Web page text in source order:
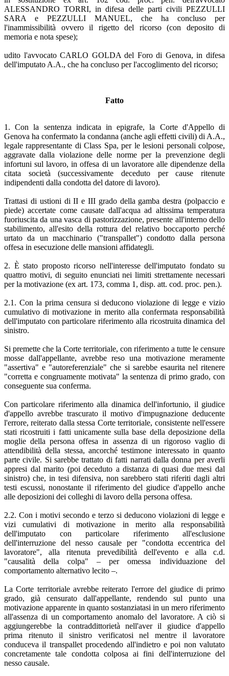
ALESSANDRO TORRI, in difesa delle parti civili PEZZULLI
SARA e PEZZULLI MANUEL, che ha concluso per
l'inammissibilità ovvero il rigetto del ricorso (con deposito di
memoria e nota spese);
udito l'avvocato CARLO GOLDA del Foro di Genova, in difesa
dell'imputato A.A., che ha concluso per l'accoglimento del ricorso;
Fatto
1. Con la sentenza indicata in epigrafe, la Corte d'Appello di
Genova ha confermato la condanna (anche agli effetti civili) di A.A.,
legale rappresentante di Class Spa, per le lesioni personali colpose,
aggravate dalla violazione delle norme per la prevenzione degli
infortuni sul lavoro, in offesa di un lavoratore alle dipendenze della
citata società (successivamente deceduto per cause ritenute
indipendenti dalla condotta del datore di lavoro).
Trattasi di ustioni di II e III grado della gamba destra (polpaccio e
piede) accertate come causate dall'acqua ad altissima temperatura
fuoriuscita da una vasca di pastorizzazione, presente all'interno dello
stabilimento, all'esito della rottura del relativo boccaporto perché
urtato da un macchinario ("transpallet") condotto dalla persona
offesa in esecuzione delle mansioni affidategli.
2. È stato proposto ricorso nell'interesse dell'imputato fondato su
quattro motivi, di seguito enunciati nei limiti strettamente necessari
per la motivazione (ex art. 173, comma 1, disp. att. cod. proc. pen.).
2.1. Con la prima censura si deducono violazione di legge e vizio
cumulativo di motivazione in merito alla confermata responsabilità
dell'imputato con particolare riferimento alla ricostruita dinamica del
sinistro.
Si premette che la Corte territoriale, con riferimento a tutte le censure
mosse dall'appellante, avrebbe reso una motivazione meramente
"assertiva" e "autoreferenziale" che si sarebbe esaurita nel ritenere
"corretta e congruamente motivata" la sentenza di primo grado, con
conseguente sua conferma.
Con particolare riferimento alla dinamica dell'infortunio, il giudice
d'appello avrebbe trascurato il motivo d'impugnazione deducente
l'errore, reiterato dalla stessa Corte territoriale, consistente nell'essere
stati ricostruiti i fatti unicamente sulla base della deposizione della
moglie della persona offesa in assenza di un rigoroso vaglio di
attendibilità della stessa, ancorché testimone interessato in quanto
parte civile. Si sarebbe trattato di fatti narrati dalla donna per averli
appresi dal marito (poi deceduto a distanza di quasi due mesi dal
sinistro) che, in tesi difensiva, non sarebbero stati riferiti dagli altri
testi escussi, nonostante il riferimento del giudice d'appello anche
alle deposizioni dei colleghi di lavoro della persona offesa.
2.2. Con i motivi secondo e terzo si deducono violazioni di legge e
vizi cumulativi di motivazione in merito alla responsabilità
dell'imputato con particolare riferimento all'esclusione
dell'interruzione del nesso causale per "condotta eccentrica del
lavoratore", alla ritenuta prevedibilità dell'evento e alla c.d.
"causalità della colpa" – per omessa individuazione del
comportamento alternativo lecito –.
La Corte territoriale avrebbe reiterato l'errore del giudice di primo
grado, già censurato dall'appellante, rendendo sul punto una
motivazione apparente in quanto sostanziatasi in un mero riferimento
all'assenza di un comportamento anomalo del lavoratore. A ciò si
aggiungerebbe la contraddittorietà nell'aver il giudice d'appello
prima ritenuto il sinistro verificatosi nel mentre il lavoratore
conduceva il transpallet procedendo all'indietro e poi non valutato
concretamente tale condotta colposa ai fini dell'interruzione del
nesso causale.